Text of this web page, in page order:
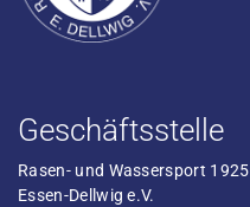
Geschäftsstelle
Rasen- und Wassersport 1925
Essen-Dellwig e.V.